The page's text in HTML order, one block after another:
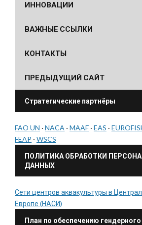
ИННОВАЦИИ
ВАЖНЫЕ ССЫЛКИ
КОНТАКТЫ
ПРЕДЫДУЩИЙ САЙТ
Стратегические партнёры
FAO UN · NACA · MAAF · EAS ·
FEAP · WSCS
ПОЛИТИКА ОБРАБОТКИ
ДАННЫХ
Сети центров аквакультуры в
Европе (НАСИ)
План по обеспечению гендерного